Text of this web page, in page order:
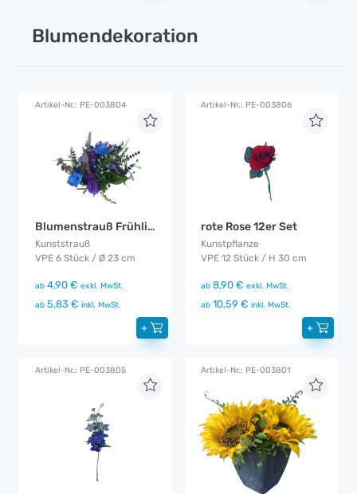
Blumendekoration
Artikel-Nr.: PE-003804
Blumenstrauß Frühling / Sommer 6er Set
Kunststrauß
VPE 6 Stück / Ø 23 cm
ab 4,90 € exkl. MwSt.
ab 5,83 € inkl. MwSt.
+
Artikel-Nr.: PE-003806
rote Rose 12er Set
Kunstpflanze
VPE 12 Stück / H 30 cm
ab 8,90 € exkl. MwSt.
ab 10,59 € inkl. MwSt.
+
Artikel-Nr.: PE-003805 Artikel-Nr.: PE-003801